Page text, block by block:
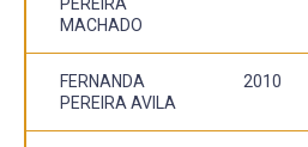
MACHADO
FERNANDA
PEREIRA AVILA
2010